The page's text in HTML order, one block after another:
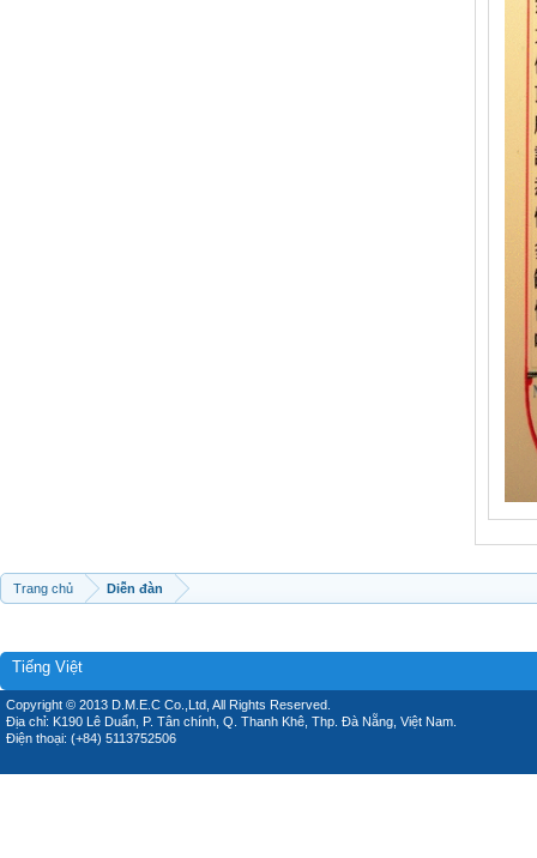
Trang chủ Diễn đàn
Tiếng Việt
Copyright © 2013 D.M.E.C Co.,Ltd, All Rights Reserved.
Địa chỉ: K190 Lê Duẩn, P. Tân chính, Q. Thanh Khê, Thp. Đà Nẵng, Việt Nam.
Điện thoại: (+84) 5113752506